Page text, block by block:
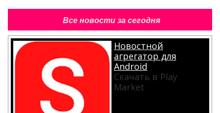
Все новости за сегодня
Новостной
агрегатор для
Android
Скачать в Play
Market